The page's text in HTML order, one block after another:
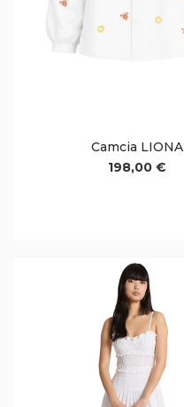
Camcia LIONA
198,00 €